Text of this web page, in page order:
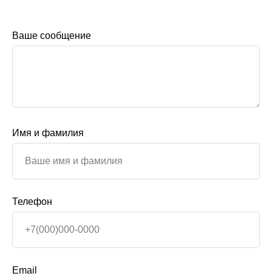
Ваше сообщение
Имя и фамилия
Телефон
Email